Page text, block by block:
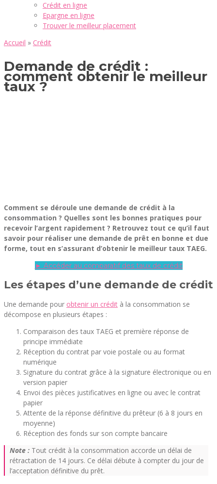
Crédit en ligne
Epargne en ligne
Trouver le meilleur placement
Accueil » Crédit
Demande de crédit :
comment obtenir le meilleur
taux ?
Comment se déroule une demande de crédit à la
consommation ? Quelles sont les bonnes pratiques pour
recevoir l’argent rapidement ? Retrouvez tout ce qu’il faut
savoir pour réaliser une demande de prêt en bonne et due
forme, tout en s’assurant d’obtenir le meilleur taux TAEG.
► Accéder au comparatif des taux de crédit
Les étapes d’une demande de crédit
Une demande pour obtenir un crédit à la consommation se
décompose en plusieurs étapes :
Comparaison des taux TAEG et première réponse de
principe immédiate
Réception du contrat par voie postale ou au format
numérique
Signature du contrat grâce à la signature électronique ou en
version papier
Envoi des pièces justificatives en ligne ou avec le contrat
papier
Attente de la réponse définitive du prêteur (6 à 8 jours en
moyenne)
Réception des fonds sur son compte bancaire
Note : Tout crédit à la consommation accorde un délai de
rétractation de 14 jours. Ce délai débute à compter du jour de
l’acceptation définitive du prêt.